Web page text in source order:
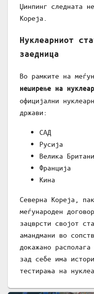
Џинпинг следната
Кореја.
Нуклеарниот
заедница
Во рамките на
неширење на
официјални
држави:
САД
Русија
Велика
Франција
Кина
Северна Кореја,
меѓународен
зацврсти својот
амандмани во
докажано
зад себе има
тестирања на